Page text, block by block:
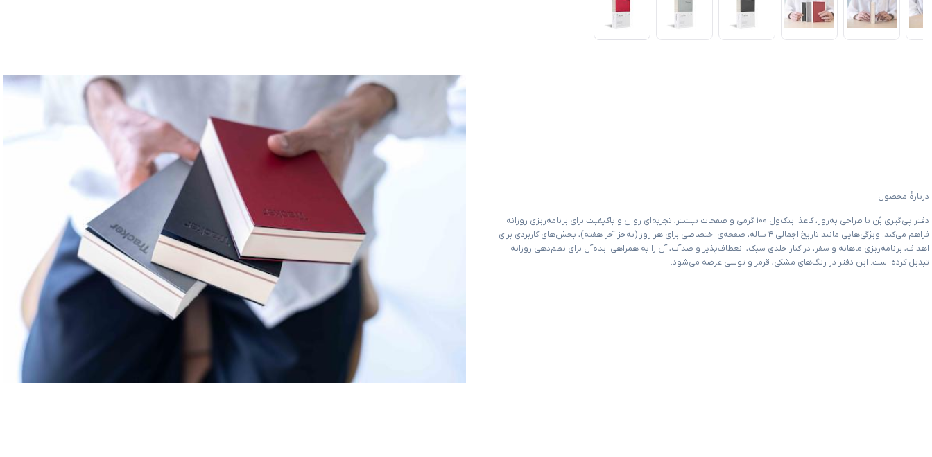
دربارهٔ محصول
دفتر پی‌گیری بُن با طراحی به‌روز، کاغذ اینک‌ول ۱۰۰ گرمی و صفحات بیشتر، تجربه‌ای روان و باکیفیت برای برنامه‌ریزی روزانه
فراهم می‌کند. ویژگی‌هایی مانند تاریخ اجمالی ۴ ساله، صفحه‌ی اختصاصی برای هر روز (به‌جز آخر هفته)، بخش‌های کاربردی برای
اهداف، برنامه‌ریزی ماهانه و سفر، در کنار جلدی سبک، انعطاف‌پذیر و ضدآب، آن را به همراهی ایده‌آل برای نظم‌دهی روزانه
تبدیل کرده است. این دفتر در رنگ‌های مشکی، قرمز و توسی عرضه می‌شود.